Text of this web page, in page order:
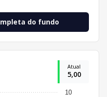
do fundo
Atual
5,00
10